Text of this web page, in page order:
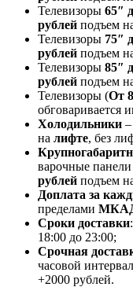
Телевизоры 65″
рублей подъем
Телевизоры 75″
рублей подъем
Телевизоры 85″
рублей подъем
Телевизоры (От
обговаривается
Холодильники
на лифте, без
варочные
рублей подъем
Доплата за
пределами
Сроки доставки:
18:00 до 23:00;
Срочная
часовой
+2000 рублей.